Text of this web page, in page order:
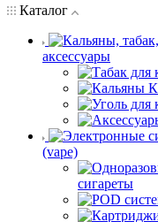
Каталог
аксессуары
(vape)
сигареты